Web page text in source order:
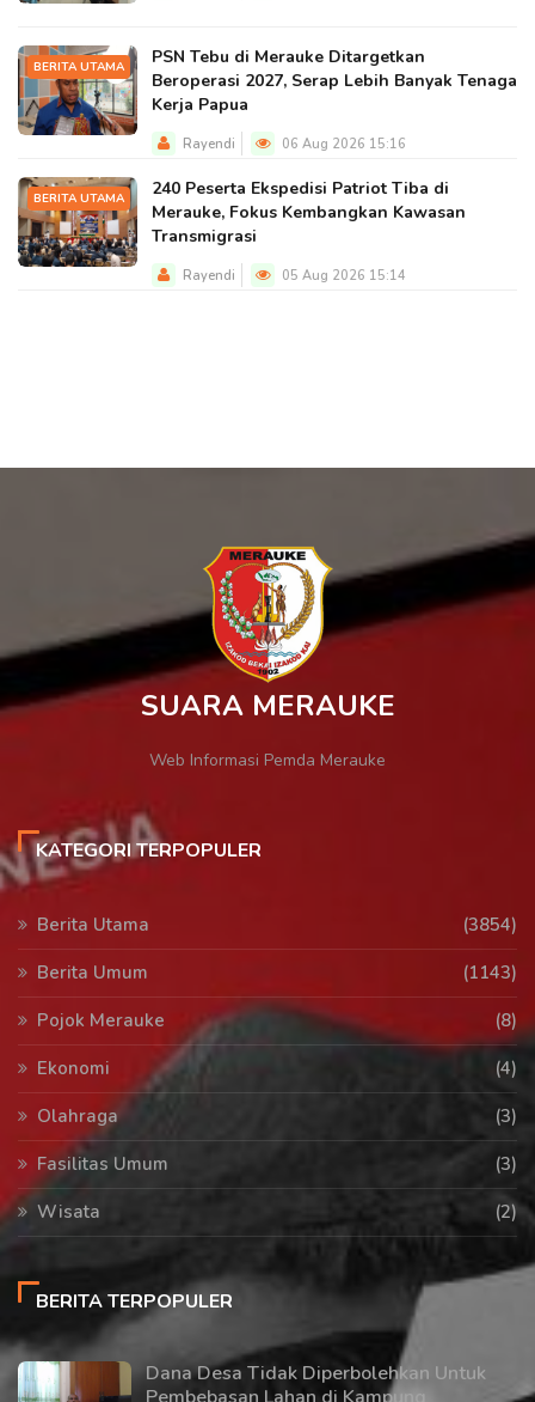
BERITA UTAMA
PSN Tebu di Merauke Ditargetkan
Beroperasi 2027, Serap Lebih Banyak Tenaga
Kerja Papua
Rayendi 06 Aug 2026 15:16
BERITA UTAMA
240 Peserta Ekspedisi Patriot Tiba di
Merauke, Fokus Kembangkan Kawasan
Transmigrasi
Rayendi 05 Aug 2026 15:14
SUARA MERAUKE
Web Informasi Pemda Merauke
KATEGORI TERPOPULER
Berita Utama
(3854)
Berita Umum
(1143)
Pojok Merauke
(8)
Ekonomi
(4)
Olahraga
(3)
Fasilitas Umum
(3)
Wisata
(2)
BERITA TERPOPULER
Dana Desa Tidak Diperbolehkan Untuk